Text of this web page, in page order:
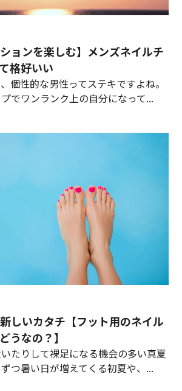
ションを楽しむ】メンズネイルチ
格好いい
個性的な男性ってステキですよね。
でワンランク上の自分になって...
しいカタチ【フット用のネイル
うなの？】
たりして裸足になる機会の多い真夏
つ暑い日が増えてくる初夏や、...